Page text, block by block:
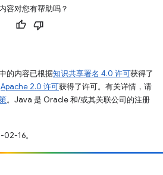
容对您有帮助吗？
的内容已根据知识共享署名 4.0 许可获得了
Apache 2.0 许可获得了许可。有关详情，请
。Java 是 Oracle 和/或其关联公司的注册
16。